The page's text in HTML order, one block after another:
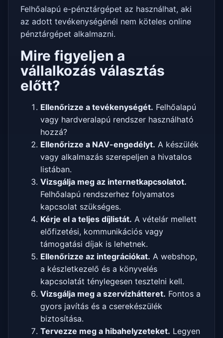
Felhőalapú e-pénztárgépet az használhat, aki
az adott tevékenységénél nem köteles online
pénztárgépet alkalmazni.
Mire figyeljen a
vállalkozás választás
előtt?
Ellenőrizze a tevékenységét. Felhőalapú
vagy hardveralapú rendszer használható
hozzá?
Ellenőrizze a NAV-engedélyt. A készülék
vagy alkalmazás szerepeljen a hivatalos
listában.
Vizsgálja meg az internetkapcsolatot.
Felhőalapú rendszerhez folyamatos
kapcsolat szükséges.
Kérje el a teljes díjlistát. A vételár mellett
előfizetési, kommunikációs vagy
támogatási díjak is lehetnek.
Ellenőrizze az integrációkat. A webshop,
a készletkezelő és a könyvelés
kapcsolatát ténylegesen tesztelni kell.
Vizsgálja meg a szervizhátteret. Fontos a
gyors javítás és a cserekészülék
biztosítása.
Tervezze meg a hibahelyzeteket. Legyen